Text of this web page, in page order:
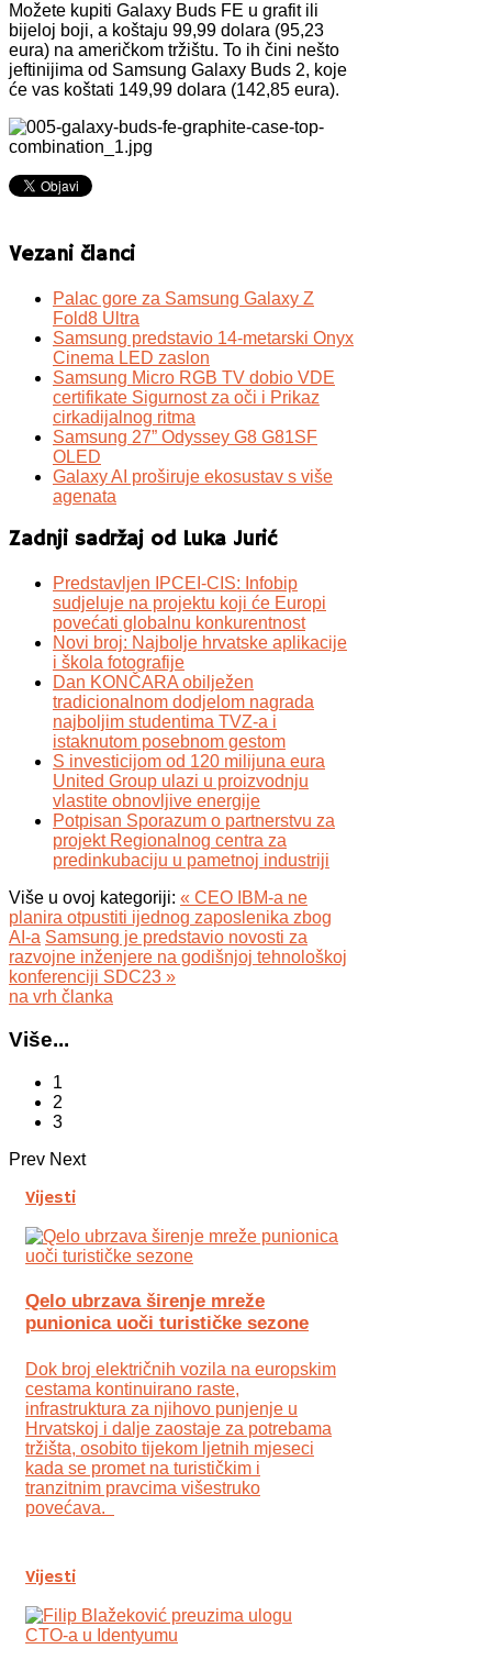
Možete kupiti Galaxy Buds FE u grafit ili
bijeloj boji, a koštaju 99,99 dolara (95,23
eura) na američkom tržištu. To ih čini nešto
jeftinijima od Samsung Galaxy Buds 2, koje
će vas koštati 149,99 dolara (142,85 eura).
Vezani članci
Palac gore za Samsung Galaxy Z
Fold8 Ultra
Samsung predstavio 14-metarski Onyx
Cinema LED zaslon
Samsung Micro RGB TV dobio VDE
certifikate Sigurnost za oči i Prikaz
cirkadijalnog ritma
Samsung 27” Odyssey G8 G81SF
OLED
Galaxy AI proširuje ekosustav s više
agenata
Zadnji sadržaj od Luka Jurić
Predstavljen IPCEI-CIS: Infobip
sudjeluje na projektu koji će Europi
povećati globalnu konkurentnost
Novi broj: Najbolje hrvatske aplikacije
i škola fotografije
Dan KONČARA obilježen
tradicionalnom dodjelom nagrada
najboljim studentima TVZ-a i
istaknutom posebnom gestom
S investicijom od 120 milijuna eura
United Group ulazi u proizvodnju
vlastite obnovljive energije
Potpisan Sporazum o partnerstvu za
projekt Regionalnog centra za
predinkubaciju u pametnoj industriji
Više u ovoj kategoriji: « CEO IBM-a ne
planira otpustiti ijednog zaposlenika zbog
AI-a Samsung je predstavio novosti za
razvojne inženjere na godišnjoj tehnološkoj
konferenciji SDC23 »
na vrh članka
Više...
1
2
3
Prev Next
Vijesti
Qelo ubrzava širenje mreže
punionica uoči turističke sezone
Dok broj električnih vozila na europskim
cestama kontinuirano raste,
infrastruktura za njihovo punjenje u
Hrvatskoj i dalje zaostaje za potrebama
tržišta, osobito tijekom ljetnih mjeseci
kada se promet na turističkim i
tranzitnim pravcima višestruko
povećava.
Vijesti